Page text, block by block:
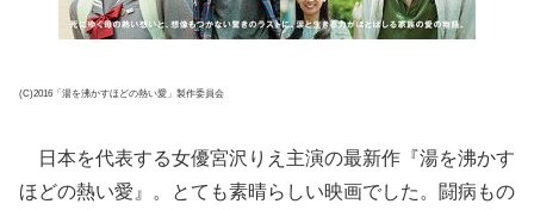
(C)2016「湯を沸かすほどの熱い愛」製作委員会
日本を代表する女優宮沢りえ主演の最新作『湯を沸かす
ほどの熱い愛』。とても素晴らしい映画でした。闘病もの